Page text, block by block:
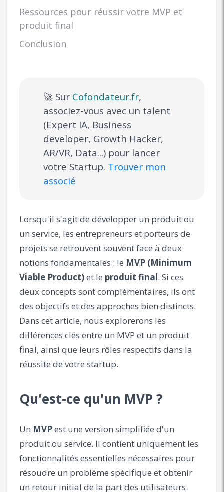
Ressources pour réussir votre MVP et
produit final
Conclusion
🚀 Sur Cofondateur.fr,
associez-vous avec un talent
(Expert IA, Business
developer, Growth Hacker,
AR/VR, Data...) pour lancer
votre Startup. Trouver mon
associé
Lorsqu'il s'agit de développer un produit ou
un service, les entrepreneurs et porteurs de
projets se retrouvent souvent face à deux
notions fondamentales : le MVP (Minimum
Viable Product)et le produit final. Si ces
deux concepts sont complémentaires, ils ont
des objectifs et des approches bien distincts.
Dans cet article, nous explorerons les
différences clés entre un MVP et un produit
final, ainsi que leurs rôles respectifs dans la
réussite de votre startup.
Qu'est-ce qu'un MVP ?
Un MVPest une version simplifiée d'un
produit ou service. Il contient uniquement les
fonctionnalités essentielles nécessaires pour
résoudre un problème spécifique et obtenir
un retour initial de la part des utilisateurs.